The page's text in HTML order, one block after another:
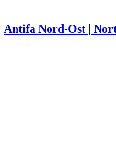
Antifa Nord-Ost |